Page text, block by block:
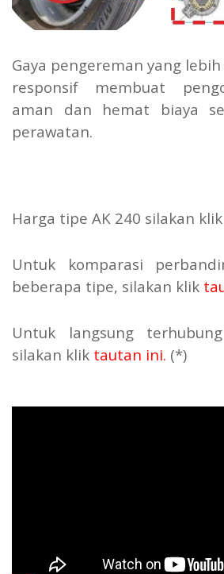
Gaya pengereman yang
responsif membuat
aman dan hemat biaya
perawatan.
Harga tipe AK 240 silakan klik
Untuk komparasi
beberapa tipe, silakan klik
Untuk langsung
silakan klik tautan ini. (*)